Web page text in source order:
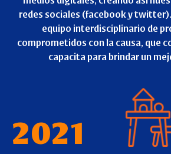
redes sociales (facebook y
equipo interdisciplinario de
comprometidos con la causa, que
capacita para brindar un
2021